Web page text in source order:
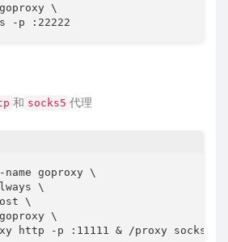
\
-p :22222
和 socks5 代理
goproxy \
\
\
\
http -p :11111 & /proxy socks -